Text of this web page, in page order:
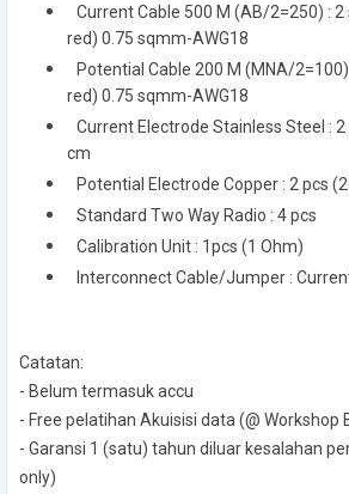
Current Cable 500 M (AB/2=250) : 2
red) 0.75 sqmm-AWG18
Potential Cable 200 M (MNA/
red) 0.75 sqmm-AWG18
Current Electrode Stainless Steel :
cm
Potential Electrode Copper : 2 pcs
Standard Two Way Radio : 4 pcs
Calibration Unit : 1pcs (1 Ohm)
Interconnect Cable/Jumper :
Catatan:
- Belum termasuk accu
- Free pelatihan Akuisisi data (@ Workshop
- Garansi 1 (satu) tahun diluar kesalahan
only)